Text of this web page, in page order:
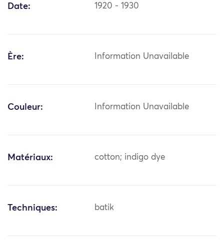
Date: 1920 - 1930
Ère: Information Unavailable
Couleur: Information Unavailable
Matériaux: cotton; indigo dye
Techniques: batik